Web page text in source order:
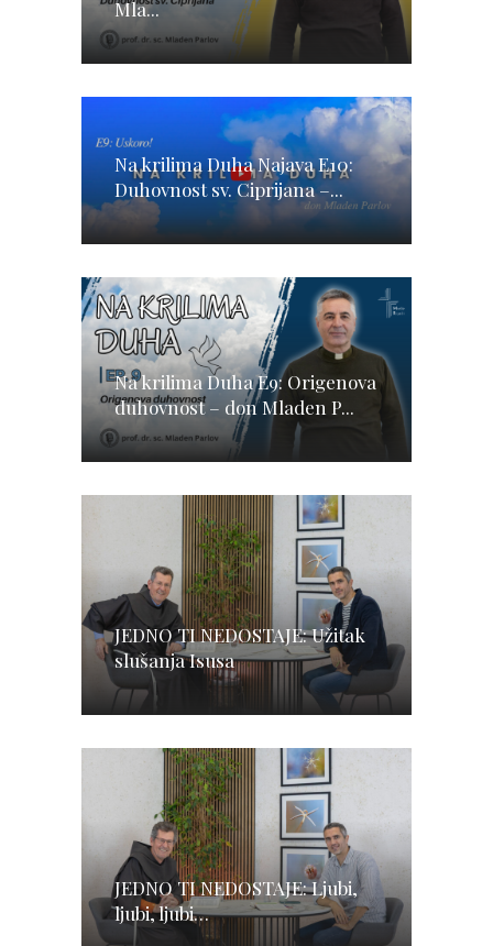
Mla...
Na krilima Duha Najava E10:
Duhovnost sv. Ciprijana –...
Na krilima Duha E9: Origenova
duhovnost – don Mladen P...
JEDNO TI NEDOSTAJE: Užitak
slušanja Isusa
JEDNO TI NEDOSTAJE: Ljubi,
ljubi, ljubi…